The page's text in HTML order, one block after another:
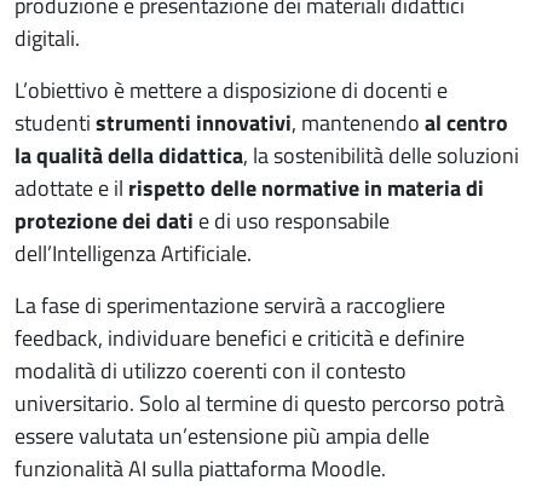
digitali.
L’obiettivo è mettere a disposizione di docenti e
studentistrumenti innovativi, mantenendoal centro
la qualità della didattica, la sostenibilità delle soluzioni
adottate e il rispetto delle normative in materia di
protezione dei dati e di uso responsabile
dell’Intelligenza Artificiale.
La fase di sperimentazione servirà a raccogliere
feedback, individuare benefici e criticità e definire
modalità di utilizzo coerenti con il contesto
universitario. Solo al termine di questo percorso potrà
essere valutata un’estensione più ampia delle
funzionalità AI sulla piattaforma Moodle.